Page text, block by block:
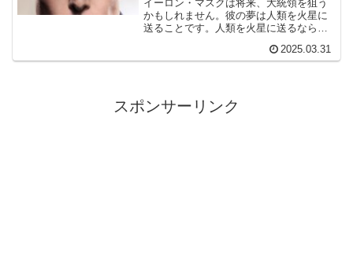
イーロン・マスクは将来、大統領を狙う
かもしれません。彼の夢は人類を火星に
送ることです。人類を火星に送るなら、
NASAの実質的な最高司令官でもあるア
メリカ大統領（NASA長官はアメリカ大
えて、じつは近道でしょうからね。
2025.03.31
スポンサーリンク